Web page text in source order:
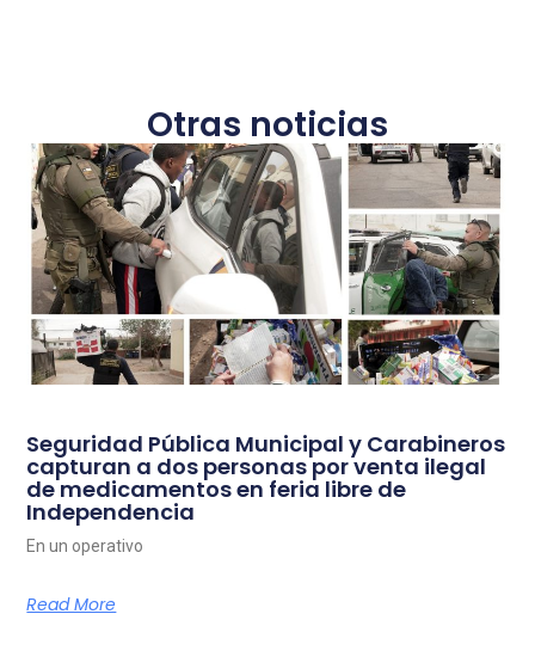
Otras noticias
Seguridad Pública Municipal y Carabineros
capturan a dos personas por venta ilegal
de medicamentos en feria libre de
Independencia
En un operativo
Read More